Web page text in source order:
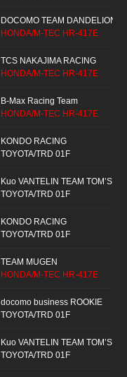
DOCOMO TEAM DANDELION
HONDA/M-TEC HR-417E
TCS NAKAJIMA RACING
HONDA/M-TEC HR-417E
B-Max Racing Team
HONDA/M-TEC HR-417E
KONDO RACING
TOYOTA/TRD 01F
Kuo VANTELIN TEAM TOM’S
TOYOTA/TRD 01F
KONDO RACING
TOYOTA/TRD 01F
TEAM MUGEN
HONDA/M-TEC HR-417E
docomo business ROOKIE
TOYOTA/TRD 01F
Kuo VANTELIN TEAM TOM’S
TOYOTA/TRD 01F